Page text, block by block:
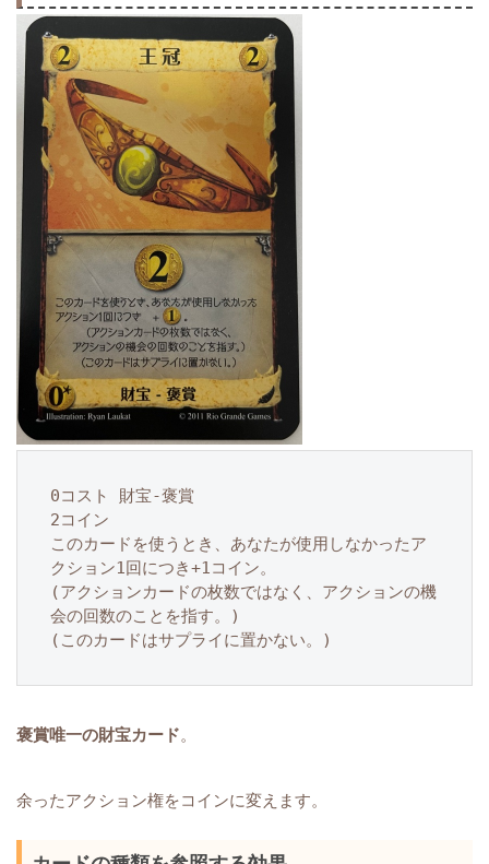
0コスト 財宝-褒賞
2コイン
このカードを使うとき、あなたが使用しなかったア
クション1回につき+1コイン。
(アクションカードの枚数ではなく、アクションの機
会の回数のことを指す。)
(このカードはサプライに置かない。)
褒賞唯一の財宝カード。
余ったアクション権をコインに変えます。